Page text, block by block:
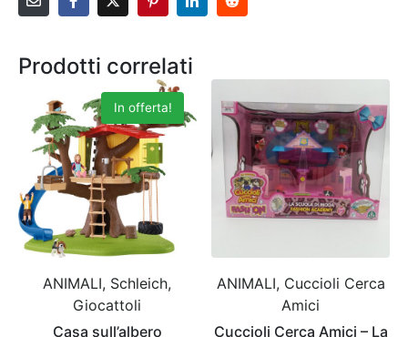
Prodotti correlati
In offerta!
ANIMALI, Schleich,
Giocattoli
Casa sull’albero
ANIMALI, Cuccioli Cerca
Amici
Cuccioli Cerca Amici – La